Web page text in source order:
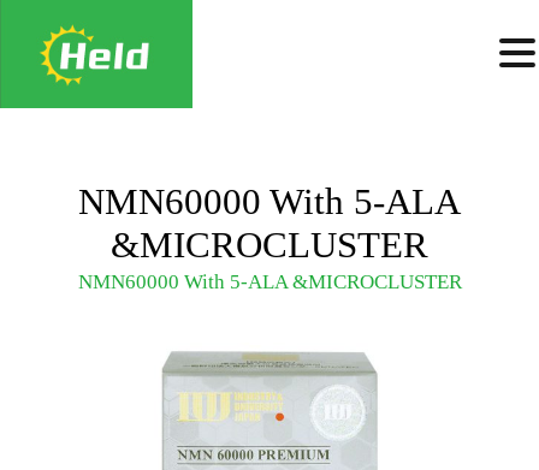
NMN60000 With 5-ALA
&MICROCLUSTER
NMN60000 With 5-ALA &MICROCLUSTER